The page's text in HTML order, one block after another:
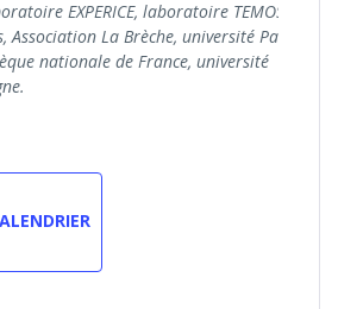
EXPERICE, laboratoire TEMOS,
Association La Brèche, université Paris
nationale de France, université